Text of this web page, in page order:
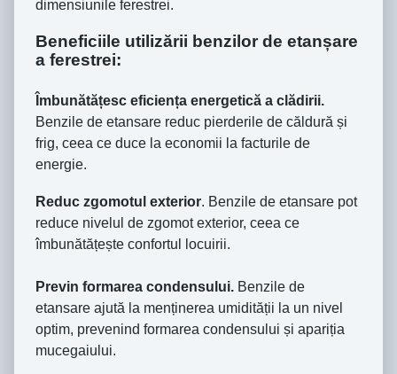
dimensiunile ferestrei.
Beneficiile utilizării benzilor de etanșare
a ferestrei:
Îmbunătățesc eficiența energetică a clădirii.
Benzile de etansare reduc pierderile de căldură și
frig, ceea ce duce la economii la facturile de
energie.
Reduc zgomotul exterior. Benzile de etansare pot
reduce nivelul de zgomot exterior, ceea ce
îmbunătățește confortul locuirii.
Previn formarea condensului. Benzile de
etansare ajută la menținerea umidității la un nivel
optim, prevenind formarea condensului și apariția
mucegaiului.